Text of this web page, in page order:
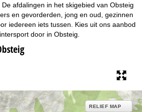
afdalingen in het skigebied van Obsteig
en gevorderden, jong en oud, gezinnen
iedereen iets tussen. Kies uit ons aanbod
door in Obsteig.
RELIEF MAP